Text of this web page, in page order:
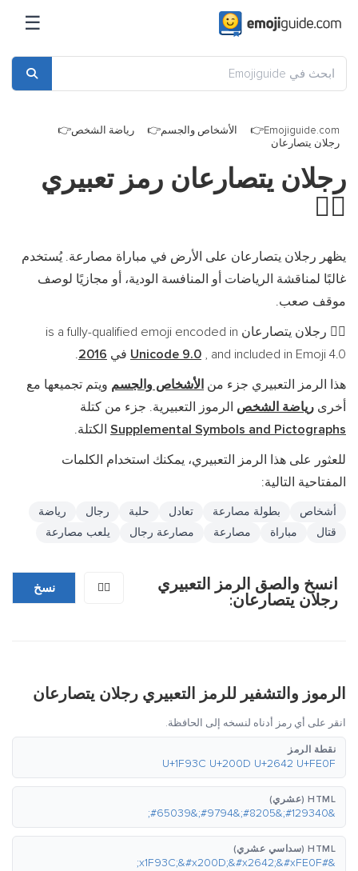
☰
Emojiguide.com الأشخاص والجسم
رياضة الشخص
رجلان يتصارعان
رجلان يتصارعان رمز تعبيري
🤼‍♂️
يظهر رجلان يتصارعان على الأرض في مباراة مصارعة. يُستخدم
غالبًا لمناقشة الرياضات أو المنافسة الودية، أو مجازيًا لوصف
موقف صعب.
🤼‍♂️ رجلان يتصارعان is a fully-qualified emoji encoded in
Unicode 9.0 , and included in Emoji 4.0 في 2016
.
هذا الرمز التعبيري جزء من الأشخاص والجسم ويتم تجميعها مع
أخرى رياضة الشخص الرموز التعبيرية. جزء من كتلة
Supplemental Symbols and Pictographsالكتلة.
للعثور على هذا الرمز التعبيري، يمكنك استخدام الكلمات
المفتاحية التالية:
أشخاص بطولة مصارعة تعادل حلبة رجال
رياضة
قتال
مباراة مصارعة مصارعة رجال يلعب مصارعة
انسخ والصق الرمز التعبيري
رجلان يتصارعان:
🤼‍♂️ نسخ
الرموز والتشفير للرمز التعبيري رجلان يتصارعان
انقر على أي رمز أدناه لنسخه إلى الحافظة.
نقطة الرمز
U+1F93C U+200D U+2642 U+FE0F
HTML (عشري)
&#129340;&#8205;&#9794;&#65039;
HTML (سداسي عشري)
&#x1F93C;&#x200D;&#x2642;&#xFE0F;